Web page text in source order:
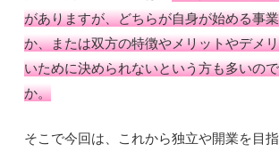
がありますが、どちらが自身が始める事
か、または双方の特徴やメリットやデメ
いために決められないという方も多いの
か。
そこで今回は、これから独立や開業を目